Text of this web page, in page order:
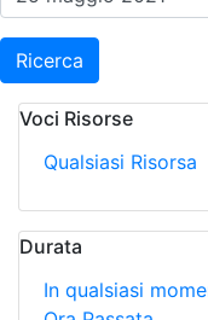
Ricerca
Voci Risorse
Qualsiasi Risorsa
Durata
In qualsiasi